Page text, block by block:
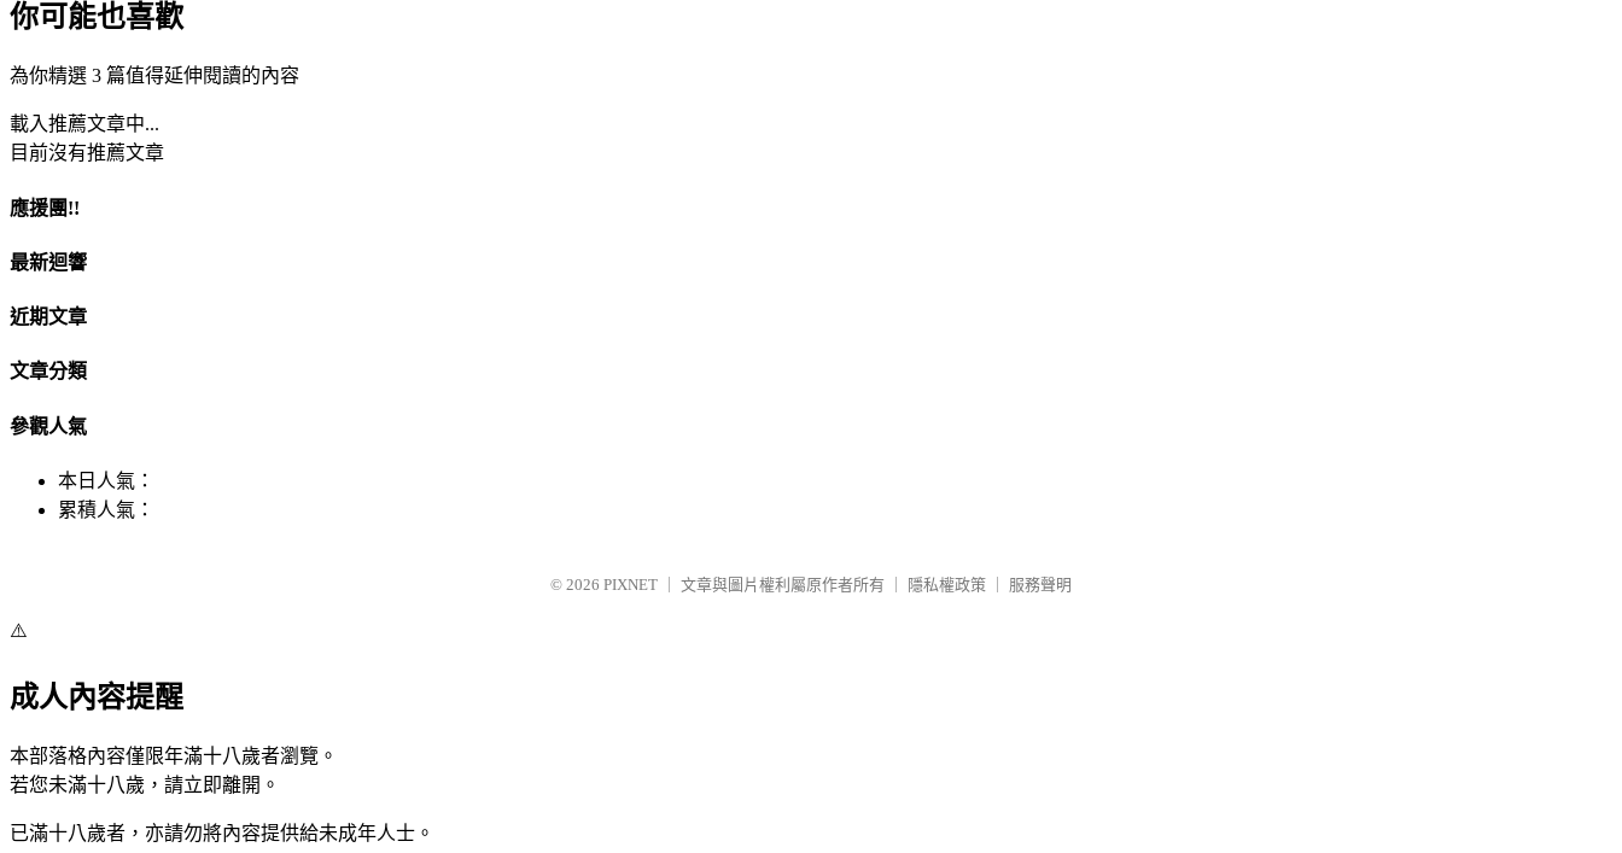
你可能也喜歡
為你精選 3 篇值得延伸閱讀的內容
載入推薦文章中...
目前沒有推薦文章
應援團!!
最新迴響
近期文章
文章分類
參觀人氣
本日人氣：
累積人氣：
© 2026 PIXNET 文章與圖片權利屬原作者所有 隱私權政策 服務聲明
⚠️
成人內容提醒
本部落格內容僅限年滿十八歲者瀏覽。
若您未滿十八歲，請立即離開。
已滿十八歲者，亦請勿將內容提供給未成年人士。